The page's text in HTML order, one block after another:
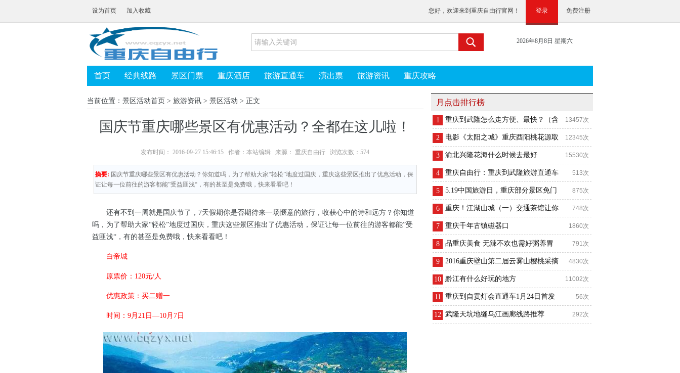
设为首页 加入收藏 您好，欢迎来到重庆自由行官网！ 登录 免费注册
2026年8月8日 星期六
首页 经典线路 景区门票 重庆酒店 旅游直通车 演出票 旅游资讯 重庆攻略
当前位置： 景区活动首页 > 旅游资讯 > 景区活动 > 正文
国庆节重庆哪些景区有优惠活动？全都在这儿啦！
发布时间： 2016-09-27 15:46:15 作者：本站编辑 来源： 重庆自由行 浏览次数：574
摘要: 国庆节重庆哪些景区有优惠活动？你知道吗，为了帮助大家“轻松”地度过国庆，重庆这些景区推出了优惠活动，保
证让每一位前往的游客都能”受益匪浅“，有的甚至是免费哦，快来看看吧！
还有不到一周就是国庆节了，7天假期你是否期待来一场惬意的旅行，收获心中的诗和远方？你知道
吗，为了帮助大家“轻松”地度过国庆，重庆这些景区推出了优惠活动，保证让每一位前往的游客都能”受
益匪浅“，有的甚至是免费哦，快来看看吧！
白帝城
原票价：120元/人
优惠政策：买二赠一
时间：9月21日—10月7日
月点击排行榜
1 重庆到武隆怎么走方便、最快？（含 13457次
2 电影《太阳之城》重庆酉阳桃花源取 12345次
3 渝北兴隆花海什么时候去最好 15530次
4 重庆自由行：重庆到武隆旅游直通车 513次
5 5.19中国旅游日，重庆部分景区免门 875次
6 重庆！江湖山城（一）交通茶馆让你 748次
7 重庆千年古镇磁器口 1860次
8 品重庆美食 无辣不欢也需好粥养胃 791次
9 2016重庆壁山第二届云雾山樱桃采摘 4830次
10 黔江有什么好玩的地方 11002次
11 重庆到自贡灯会直通车1月24日首发 56次
12 武隆天坑地缝乌江画廊线路推荐 292次